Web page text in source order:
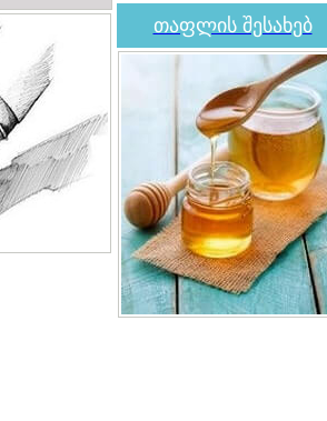
თაფლის შესახებ